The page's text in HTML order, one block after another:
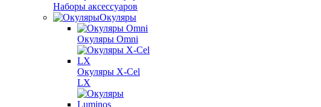
Наборы аксессуаров
Окуляры
Окуляры Omni
Окуляры X-Сel
LX